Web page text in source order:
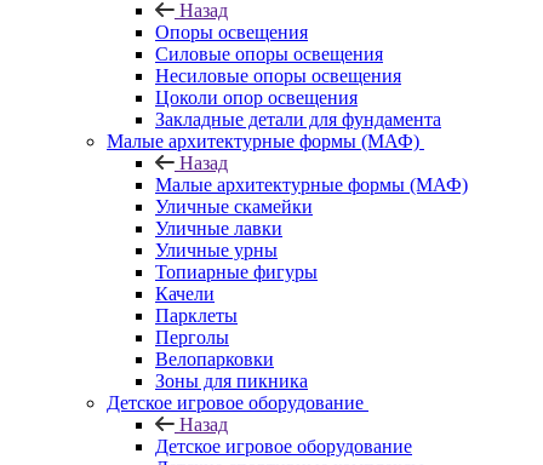
Назад
Опоры освещения
Силовые опоры освещения
Несиловые опоры освещения
Цоколи опор освещения
Закладные детали для фундамента
Малые архитектурные формы (МАФ)
Назад
Малые архитектурные формы (МАФ)
Уличные скамейки
Уличные лавки
Уличные урны
Топиарные фигуры
Качели
Парклеты
Перголы
Велопарковки
Зоны для пикника
Детское игровое оборудование
Назад
Детское игровое оборудование